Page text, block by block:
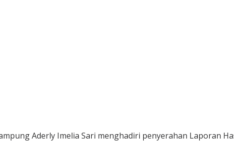
Aderly Imelia Sari menghadiri penyerahan Laporan